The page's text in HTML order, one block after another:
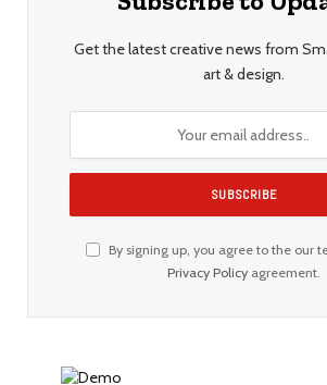
Get the latest creative news from
art & design.
By signing up, you agree to the our
Privacy Policyagreement.